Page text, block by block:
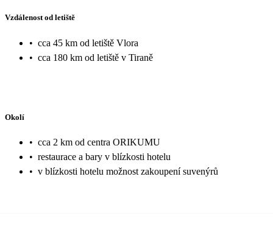
Vzdálenost od letiště
• cca 45 km od letiště Vlora
• cca 180 km od letiště v Tiraně
Okolí
• cca 2 km od centra ORIKUMU
• restaurace a bary v blízkosti hotelu
• v blízkosti hotelu možnost zakoupení suvenýrů